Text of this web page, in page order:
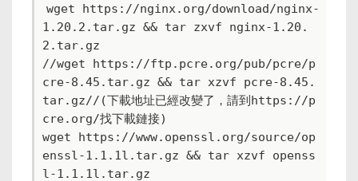
wget https://nginx.org/download/nginx-
1.20.2.tar.gz && tar zxvf nginx-1.20.
2.tar.gz
//wget https://ftp.pcre.org/pub/pcre/p
cre-8.45.tar.gz && tar xzvf pcre-8.45.
tar.gz//(下載地址已經改變了，請到https://p
cre.org/找下載鏈接)
wget https://www.openssl.org/source/op
enssl-1.1.1l.tar.gz && tar xzvf openss
l-1.1.1l.tar.gz